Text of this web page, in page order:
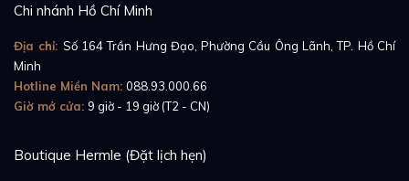
Chi nhánh Hồ Chí Minh
Địa chỉ: Số 164 Trần Hưng Đạo, Phường Cầu Ông Lãnh, TP. Hồ Chí
Minh
Hotline Miền Nam: 088.93.000.66
Giờ mở cửa: 9 giờ - 19 giờ (T2 - CN)
Boutique Hermle (Đặt lịch hẹn)